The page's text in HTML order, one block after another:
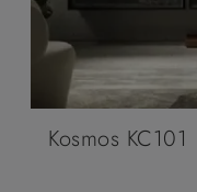
Kosmos KC101